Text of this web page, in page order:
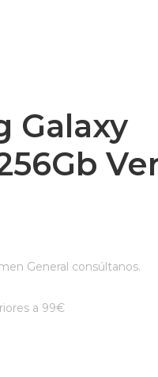
Galaxy
General consúltanos.
a 99€